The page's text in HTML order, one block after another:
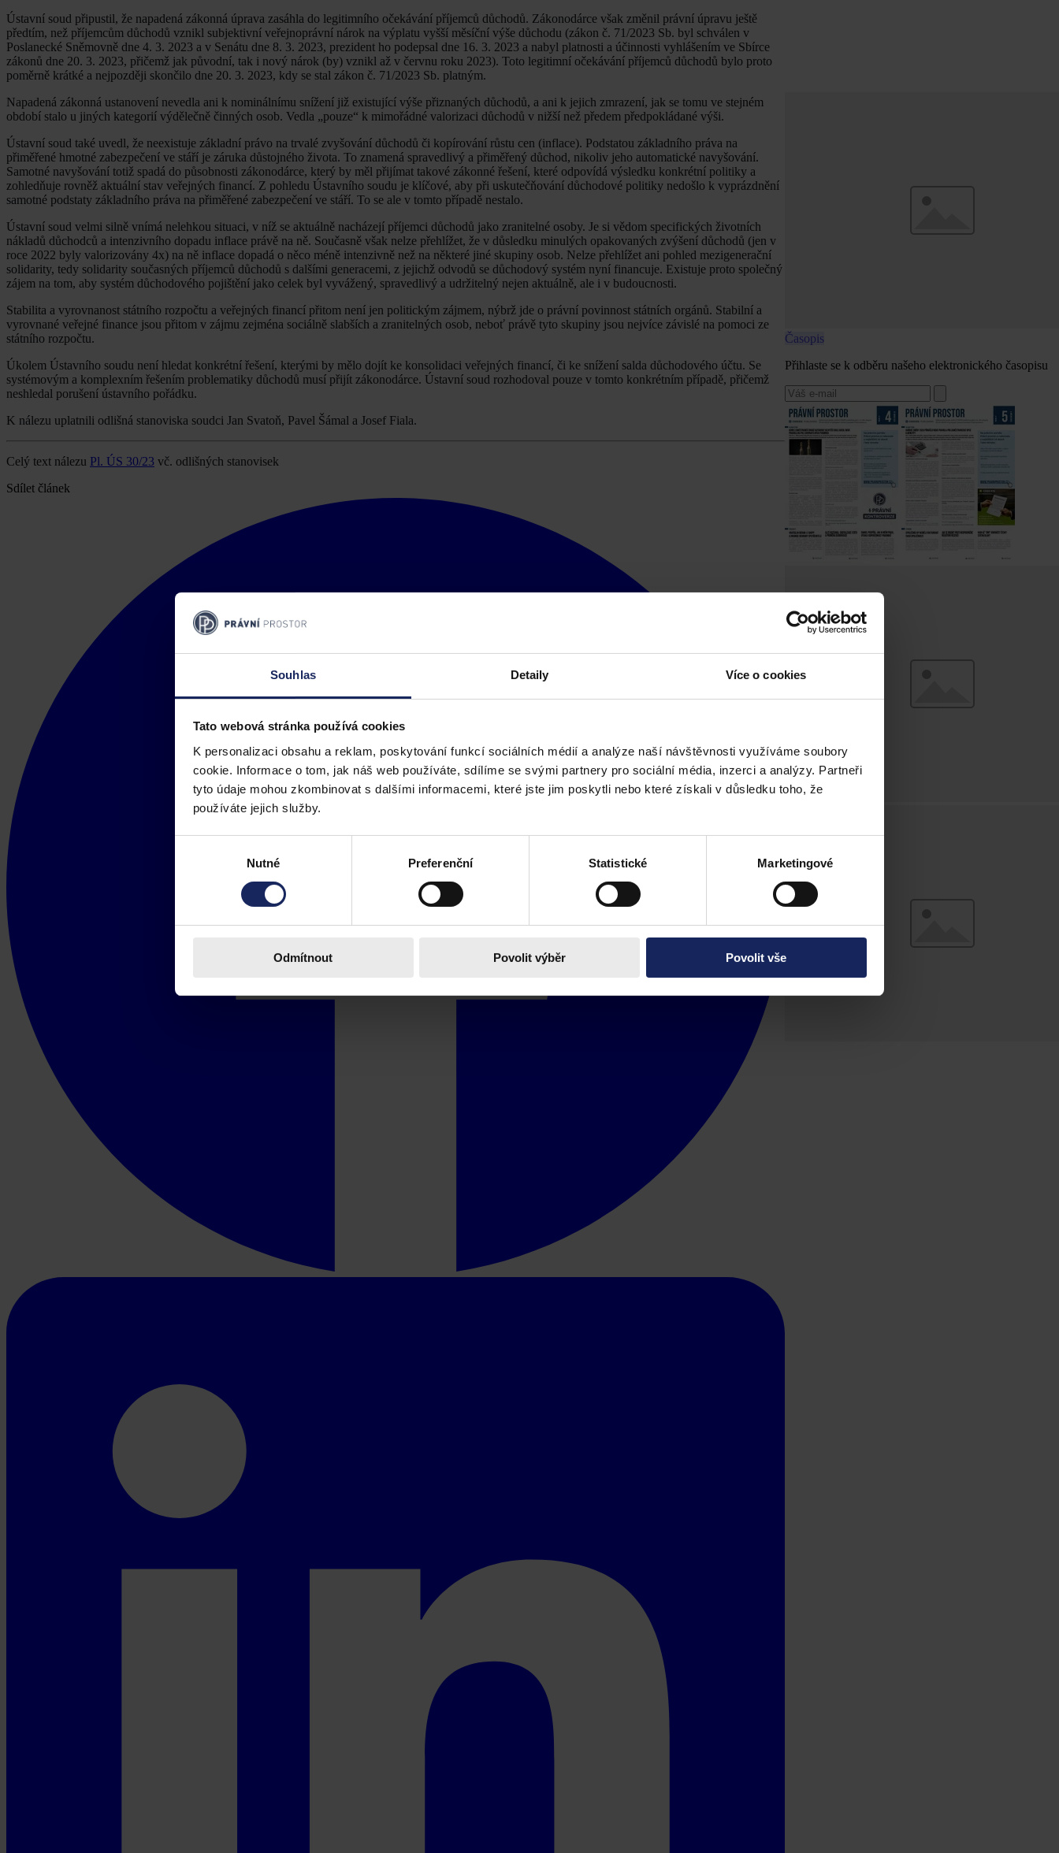
Souhlas Detaily Více o cookies
Tato webová stránka používá cookies
K personalizaci obsahu a reklam, poskytování funkcí sociálních médií a analýze naší návštěvnosti využíváme soubory
cookie. Informace o tom, jak náš web používáte, sdílíme se svými partnery pro sociální média, inzerci a analýzy. Partneři
tyto údaje mohou zkombinovat s dalšími informacemi, které jste jim poskytli nebo které získali v důsledku toho, že
používáte jejich služby.
Nutné Preferenční Statistické Marketingové
Odmítnout Povolit výběr Povolit vše
Ústavní soud připustil, že napadená zákonná úprava zasáhla do legitimního očekávání příjemců důchodů. Zákonodárce však změnil právní úpravu ještě
předtím, než příjemcům důchodů vznikl subjektivní veřejnoprávní nárok na výplatu vyšší měsíční výše důchodu (zákon č. 71/2023 Sb. byl schválen v
Poslanecké Sněmovně dne 4. 3. 2023 a v Senátu dne 8. 3. 2023, prezident ho podepsal dne 16. 3. 2023 a nabyl platnosti a účinnosti vyhlášením ve Sbírce
zákonů dne 20. 3. 2023, přičemž jak původní, tak i nový nárok (by) vznikl až v červnu roku 2023). Toto legitimní očekávání příjemců důchodů bylo proto
poměrně krátké a nejpozději skončilo dne 20. 3. 2023, kdy se stal zákon č. 71/2023 Sb. platným.
Napadená zákonná ustanovení nevedla ani k nominálnímu snížení již existující výše přiznaných důchodů, a ani k jejich zmrazení, jak se tomu ve stejném
období stalo u jiných kategorií výdělečně činných osob. Vedla „pouze“ k mimořádné valorizaci důchodů v nižší než předem předpokládané výši.
Ústavní soud také uvedl, že neexistuje základní právo na trvalé zvyšování důchodů či kopírování růstu cen (inflace). Podstatou základního práva na
přiměřené hmotné zabezpečení ve stáří je záruka důstojného života. To znamená spravedlivý a přiměřený důchod, nikoliv jeho automatické navyšování.
Samotné navyšování totiž spadá do působnosti zákonodárce, který by měl přijímat takové zákonné řešení, které odpovídá výsledku konkrétní politiky a
zohledňuje rovněž aktuální stav veřejných financí. Z pohledu Ústavního soudu je klíčové, aby při uskutečňování důchodové politiky nedošlo k vyprázdnění
samotné podstaty základního práva na přiměřené zabezpečení ve stáří. To se ale v tomto případě nestalo.
Ústavní soud velmi silně vnímá nelehkou situaci, v níž se aktuálně nacházejí příjemci důchodů jako zranitelné osoby. Je si vědom specifických životních
nákladů důchodců a intenzivního dopadu inflace právě na ně. Současně však nelze přehlížet, že v důsledku minulých opakovaných zvýšení důchodů (jen v
roce 2022 byly valorizovány 4x) na ně inflace dopadá o něco méně intenzivně než na některé jiné skupiny osob. Nelze přehlížet ani pohled mezigenerační
solidarity, tedy solidarity současných příjemců důchodů s dalšími generacemi, z jejichž odvodů se důchodový systém nyní financuje. Existuje proto společný
zájem na tom, aby systém důchodového pojištění jako celek byl vyvážený, spravedlivý a udržitelný nejen aktuálně, ale i v budoucnosti.
Stabilita a vyrovnanost státního rozpočtu a veřejných financí přitom není jen politickým zájmem, nýbrž jde o právní povinnost státních orgánů. Stabilní a
vyrovnané veřejné finance jsou přitom v zájmu zejména sociálně slabších a zranitelných osob, neboť právě tyto skupiny jsou nejvíce závislé na pomoci ze
státního rozpočtu.
Úkolem Ústavního soudu není hledat konkrétní řešení, kterými by mělo dojít ke konsolidaci veřejných financí, či ke snížení salda důchodového účtu. Se
systémovým a komplexním řešením problematiky důchodů musí přijít zákonodárce. Ústavní soud rozhodoval pouze v tomto konkrétním případě, přičemž
neshledal porušení ústavního pořádku.
K nálezu uplatnili odlišná stanoviska soudci Jan Svatoň, Pavel Šámal a Josef Fiala.
Celý text nálezu Pl. ÚS 30/23 vč. odlišných stanovisek
Sdílet článek
Časopis
Přihlaste se k odběru našeho elektronického časopisu